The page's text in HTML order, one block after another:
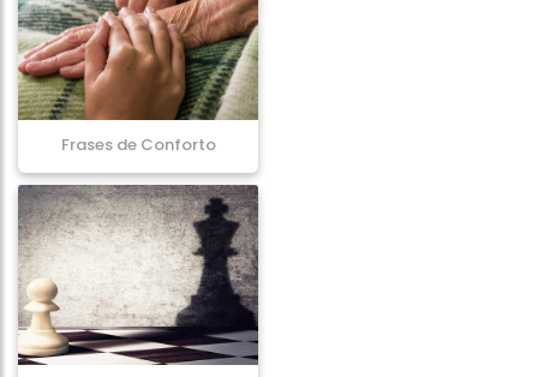
Frases de Conforto